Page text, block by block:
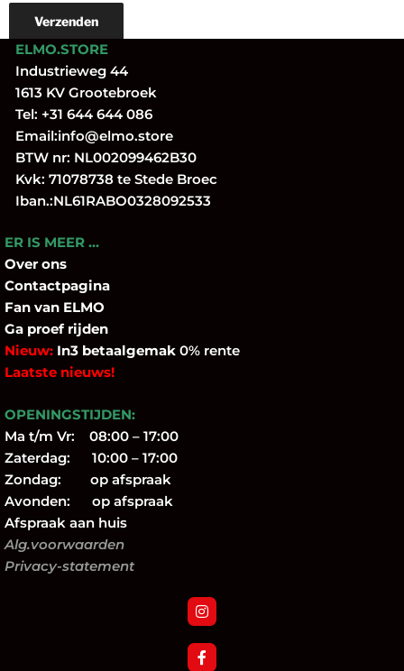
ELMO.STORE
Industrieweg 44
1613 KV Grootebroek
Tel: +31 644 644 086
Email:info@elmo.store
BTW nr: NL002099462B30
Kvk: 71078738 te Stede Broec
Iban.:NL61RABO0328092533
ER IS MEER …
Over ons
Contactpagina
Fan van ELMO
Ga proef rijden
Nieuw: In3 betaalgemak 0% rente
Laatste nieuws!
OPENINGSTIJDEN:
Ma t/m Vr: 08:00 – 17:00
Zaterdag: 10:00 – 17:00
Zondag: op afspraak
Avonden: op afspraak
Afspraak aan huis
Alg.voorwaarden
Privacy-statement